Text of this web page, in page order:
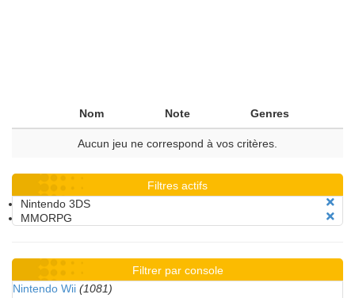
Nom Note Genres
Aucun jeu ne correspond à vos critères.
Filtres actifs
Nintendo 3DS
MMORPG
Filtrer par console
Nintendo Wii (1081)